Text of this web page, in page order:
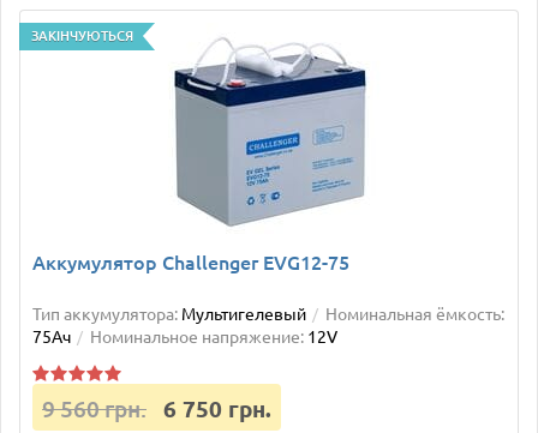
ЗАКІНЧУЮТЬСЯ
Аккумулятор Challenger EVG12-75
Тип аккумулятора: Мультигелевый
Номинальная ёмкость:
75Ач
Номинальное напряжение: 12V
9 560 грн. 6 750 грн.